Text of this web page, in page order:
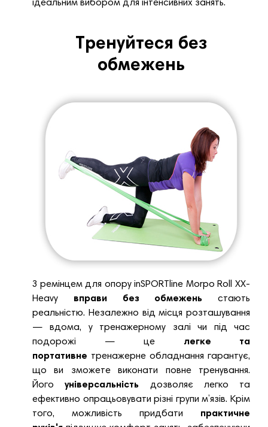
ідеальним вибором для інтенсивних занять.
Тренуйтеся без
обмежень
З ремінцем для опору inSPORTline Morpo Roll XX-
Heavy вправи без обмежень стають
реальністю. Незалежно від місця розташування
— вдома, у тренажерному залі чи під час
подорожі — це легке та
портативне тренажерне обладнання гарантує,
що ви зможете виконати повне тренування.
Йогоуніверсальність дозволяє легко та
ефективно опрацьовувати різні групи м’язів. Крім
того, можливість придбати практичне